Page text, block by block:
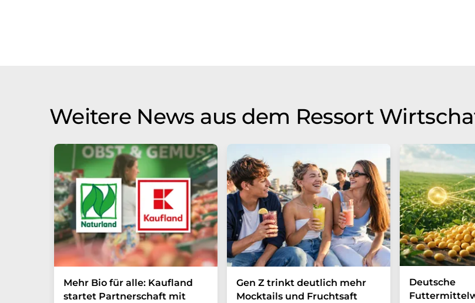
Weitere News aus dem Ressort
Mehr Bio für alle: Kaufland
startet Partnerschaft mit
Gen Z trinkt deutlich mehr
Mocktails und Fruchtsaft
Deutsche